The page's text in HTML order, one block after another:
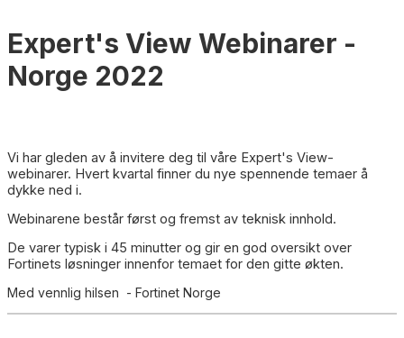
Expert's View Webinarer -
Norge 2022
Vi har gleden av å invitere deg til våre Expert's View-
webinarer. Hvert kvartal finner du nye spennende temaer å
dykke ned i.
Webinarene består først og fremst av teknisk innhold.
De varer typisk i 45 minutter og gir en god oversikt over
Fortinets løsninger innenfor temaet for den gitte økten.
Med vennlig hilsen - Fortinet Norge